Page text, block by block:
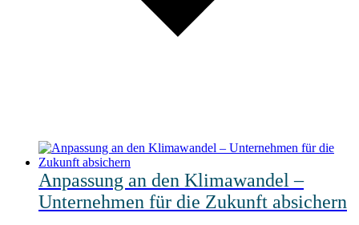
Anpassung an den Klimawandel –
Unternehmen für die Zukunft absichern